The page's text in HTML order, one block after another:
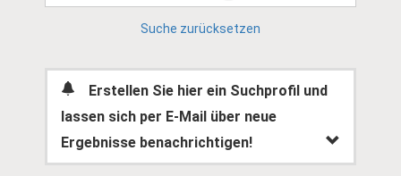
Suche zurücksetzen
Erstellen Sie hier ein Suchprofil und
lassen sich per E-Mail über neue
Ergebnisse benachrichtigen!